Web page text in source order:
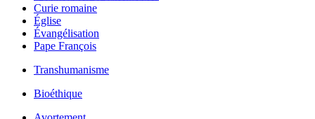
Curie romaine
Église
Évangélisation
Pape François
Transhumanisme
Bioéthique